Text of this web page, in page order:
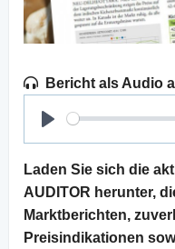
Bericht als Audio
Play
Laden Sie sich die
AUDITOR herunter,
Marktberichten,
Preisindikationen